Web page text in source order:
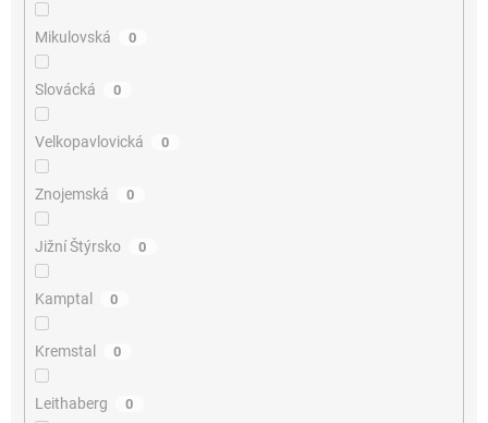
Mikulovská 0
Slovácká 0
Velkopavlovická 0
Znojemská 0
Jižní Štýrsko 0
Kamptal 0
Kremstal 0
Leithaberg 0